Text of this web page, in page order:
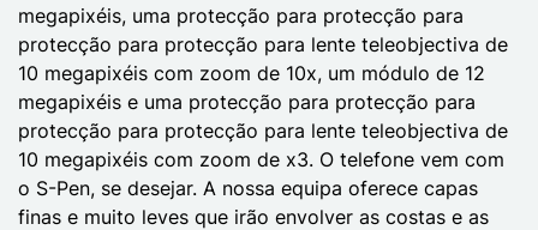
megapixéis, uma protecção para protecção para
protecção para protecção para lente teleobjectiva de
10 megapixéis com zoom de 10x, um módulo de 12
megapixéis e uma protecção para protecção para
protecção para protecção para lente teleobjectiva de
10 megapixéis com zoom de x3. O telefone vem com
o S-Pen, se desejar. A nossa equipa oferece capas
finas e muito leves que irão envolver as costas e as